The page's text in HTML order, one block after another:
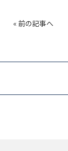
« 前の記事へ